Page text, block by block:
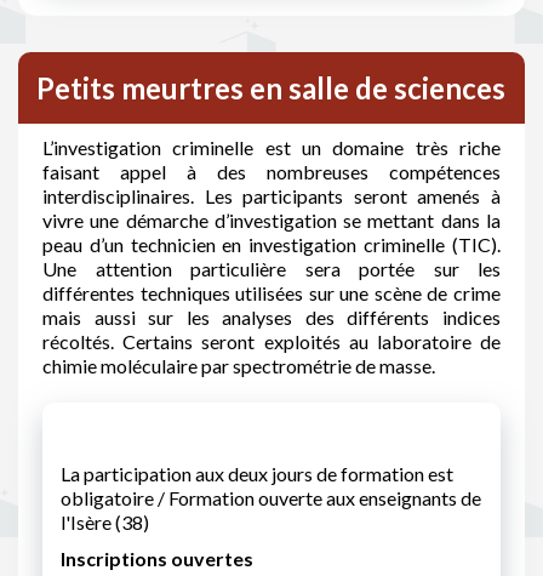
Petits meurtres en salle de sciences
L’investigation criminelle est un domaine très riche
faisant appel à des nombreuses compétences
interdisciplinaires. Les participants seront amenés à
vivre une démarche d’investigation se mettant dans la
peau d’un technicien en investigation criminelle (TIC).
Une attention particulière sera portée sur les
différentes techniques utilisées sur une scène de crime
mais aussi sur les analyses des différents indices
récoltés. Certains seront exploités au laboratoire de
chimie moléculaire par spectrométrie de masse.
La participation aux deux jours de formation est
obligatoire / Formation ouverte aux enseignants de
l'Isère (38)
Inscriptions ouvertes